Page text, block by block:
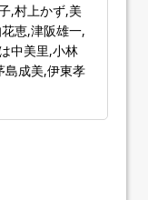
,村上かず,美
恵,津阪雄一,
中美里,小林
島成美,伊東孝